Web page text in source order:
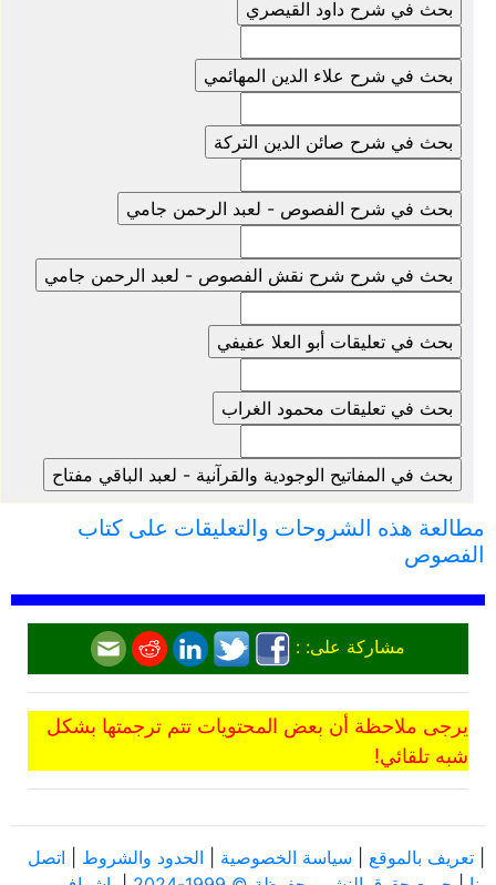
مطالعة هذه الشروحات والتعليقات على كتاب
الفصوص
مشاركة على: :
يرجى ملاحظة أن بعض المحتويات تتم ترجمتها بشكل
شبه تلقائي!
تعريف بالموقع سياسة الخصوصية الحدود والشروط
اتصل